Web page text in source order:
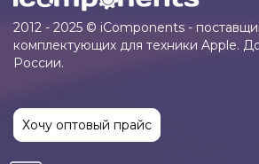
2012 - 2025 © iComponents -
комплектующих для техники Apple.
России.
Хочу оптовый прайс